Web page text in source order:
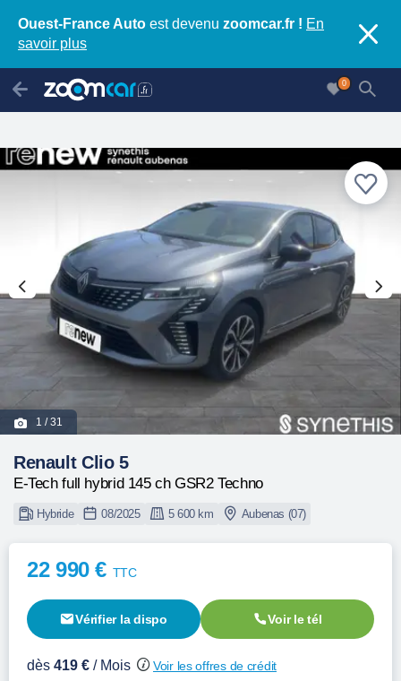
Ouest-France Auto est devenu zoomcar.fr ! En
savoir plus
0
1 / 31
Renault Clio 5
E-Tech full hybrid 145 ch GSR2 Techno
Hybride 08/2025 5 600 km Aubenas (07)
22 990 € TTC
Vérifier la dispo Voir le tél
dès 419 € / Mois Voir les offres de crédit